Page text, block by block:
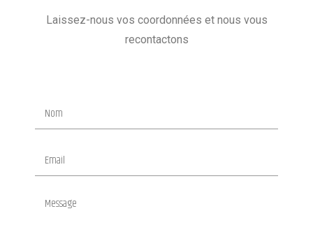
Laissez-nous vos coordonnées et nous vous
recontactons